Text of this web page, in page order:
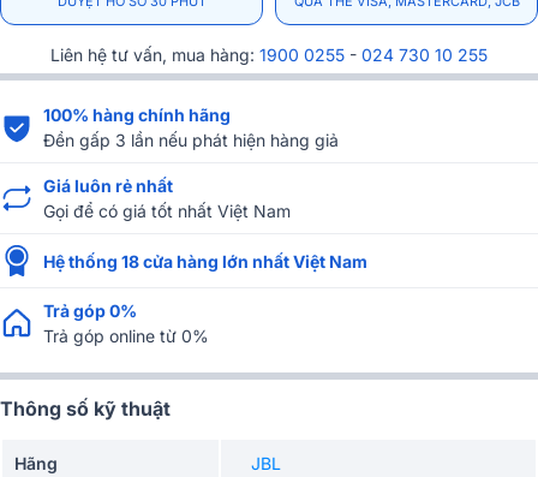
Liên hệ tư vấn, mua hàng: 1900 0255 - 024 730 10 255
100% hàng chính hãng
Đền gấp 3 lần nếu phát hiện hàng giả
Giá luôn rẻ nhất
Gọi để có giá tốt nhất Việt Nam
Hệ thống 18 cửa hàng lớn nhất Việt Nam
Trả góp 0%
Trả góp online từ 0%
Thông số kỹ thuật
Hãng JBL